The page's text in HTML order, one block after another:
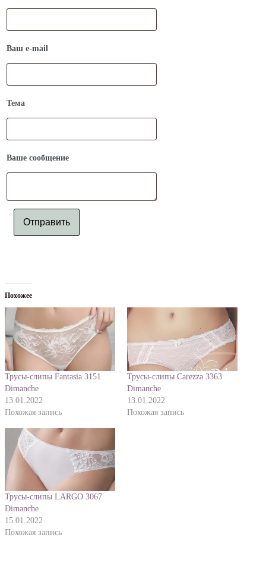
Ваш e-mail
Тема
Ваше сообщение
Отправить
Похожее
Трусы-слипы Fantasia 3151
Dimanche
13.01.2022
Похожая запись
Трусы-слипы Carezza 3363
Dimanche
13.01.2022
Похожая запись
Трусы-слипы LARGO 3067
Dimanche
15.01.2022
Похожая запись